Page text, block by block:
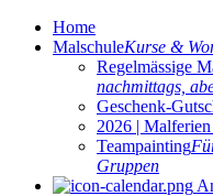
Home
MalschuleKurse &
Regelmässige
nachmittags,
Geschenk-
2026 |
Teampainting
Gruppen